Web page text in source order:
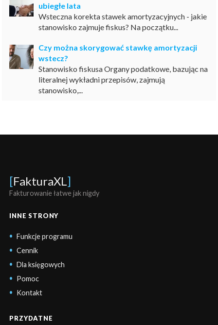
ubiegłe lata
Wsteczna korekta stawek amortyzacyjnych - jakie
stanowisko zajmuje fiskus? Na początku...
Czy można skorygować stawkę amortyzacji
wstecz?
Stanowisko fiskusa Organy podatkowe, bazując na
literalnej wykładni przepisów, zajmują
stanowisko,...
[FakturaXL ]
Fakturowanie łatwe jak nigdy
INNE STRONY
Funkcje programu
Cennik
Dla księgowych
Pomoc
Kontakt
PRZYDATNE